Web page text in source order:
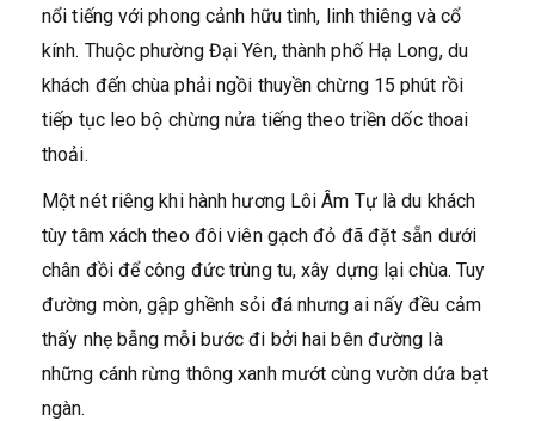
nổi tiếng với phong cảnh hữu tình, linh thiêng và cổ
kính. Thuộc phường Đại Yên, thành phố Hạ Long, du
khách đến chùa phải ngồi thuyền chừng 15 phút rồi
tiếp tục leo bộ chừng nửa tiếng theo triền dốc thoai
thoải.
Một nét riêng khi hành hương Lôi Âm Tự là du khách
tùy tâm xách theo đôi viên gạch đỏ đã đặt sẵn dưới
chân đồi để công đức trùng tu, xây dựng lại chùa. Tuy
đường mòn, gập ghềnh sỏi đá nhưng ai nấy đều cảm
thấy nhẹ bẫng mỗi bước đi bởi hai bên đường là
những cánh rừng thông xanh mướt cùng vườn dứa bạt
ngàn.